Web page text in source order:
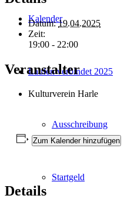
Kalender
Laufen verbindet 2025
Ausschreibung
Startgeld
Datum: 19.04.2025
Zeit:
19:00 - 22:00
Veranstalter
Kulturverein Harle
Zum Kalender hinzufügen
Details